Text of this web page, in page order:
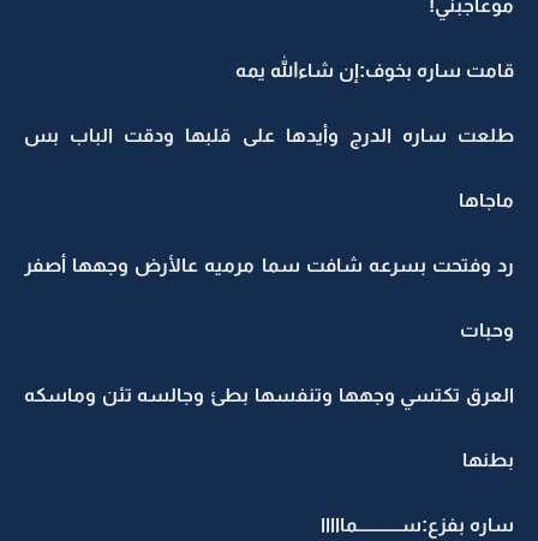
موعاجبني!
قامت ساره بخوف:إن شاءالله يمه
طلعت ساره الدرج وأيدها على قلبها ودقت الباب بس
ماجاها
رد وفتحت بسرعه شافت سما مرميه عالأرض وجهها أصفر
وحبات
العرق تكتسي وجهها وتنفسها بطئ وجالسه تئن وماسكه
بطنها
ساره بفزع:ســــــــــــمااااا